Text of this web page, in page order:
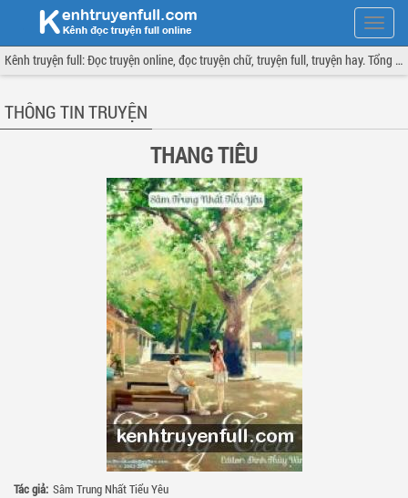
Hiện
menu
Kênh truyện full: Đọc truyện online, đọc truyện chữ, truyện full, truyện hay. Tổng hợp đầy đủ và cập nhật liên tục.
THÔNG TIN TRUYỆN
THANG TIÊU
Tác giả: Sâm Trung Nhất Tiểu Yêu